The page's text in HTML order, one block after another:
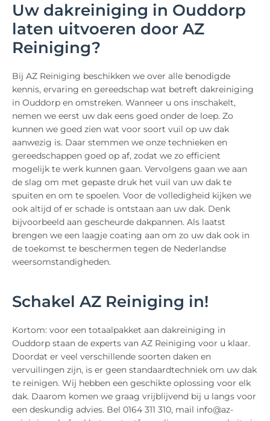
Uw dakreiniging in Ouddorp
laten uitvoeren door AZ
Reiniging?
Bij AZ Reiniging beschikken we over alle benodigde
kennis, ervaring en gereedschap wat betreft dakreiniging
in Ouddorp en omstreken. Wanneer u ons inschakelt,
nemen we eerst uw dak eens goed onder de loep. Zo
kunnen we goed zien wat voor soort vuil op uw dak
aanwezig is. Daar stemmen we onze technieken en
gereedschappen goed op af, zodat we zo efficient
mogelijk te werk kunnen gaan. Vervolgens gaan we aan
de slag om met gepaste druk het vuil van uw dak te
spuiten en om te spoelen. Voor de volledigheid kijken we
ook altijd of er schade is ontstaan aan uw dak. Denk
bijvoorbeeld aan gescheurde dakpannen. Als laatst
brengen we een laagje coating aan om zo uw dak ook in
de toekomst te beschermen tegen de Nederlandse
weersomstandigheden.
Schakel AZ Reiniging in!
Kortom: voor een totaalpakket aan dakreiniging in
Ouddorp staan de experts van AZ Reiniging voor u klaar.
Doordat er veel verschillende soorten daken en
vervuilingen zijn, is er geen standaardtechniek om uw dak
te reinigen. Wij hebben een geschikte oplossing voor elk
dak. Daarom komen we graag vrijblijvend bij u langs voor
een deskundig advies. Bel 0164 311 310, mail info@az-